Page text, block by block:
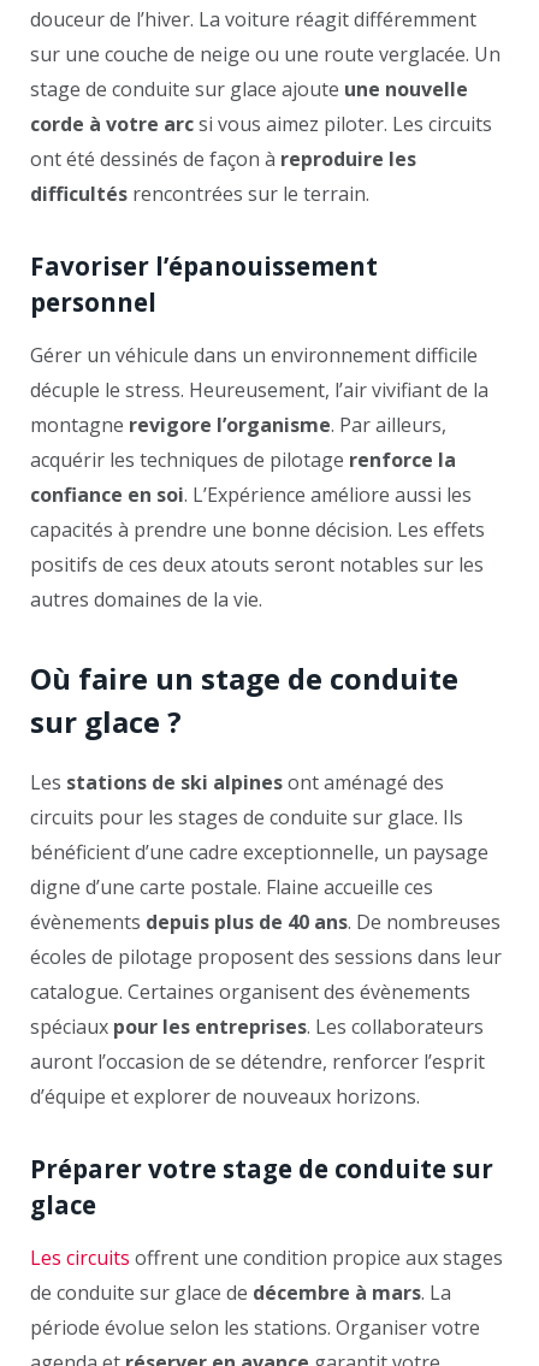
douceur de l’hiver. La voiture réagit différemment
sur une couche de neige ou une route verglacée. Un
stage de conduite sur glace ajoute une nouvelle
corde à votre arcsi vous aimez piloter. Les circuits
ont été dessinés de façon à reproduire les
difficultés rencontrées sur le terrain.
Favoriser l’épanouissement
personnel
Gérer un véhicule dans un environnement difficile
décuple le stress. Heureusement, l’air vivifiant de la
montagne revigore l’organisme. Par ailleurs,
acquérir les techniques de pilotage renforce la
confiance en soi. L’Expérience améliore aussi les
capacités à prendre une bonne décision. Les effets
positifs de ces deux atouts seront notables sur les
autres domaines de la vie.
Où faire un stage de conduite
sur glace ?
Les stations de ski alpinesont aménagé des
circuits pour les stages de conduite sur glace. Ils
bénéficient d’une cadre exceptionnelle, un paysage
digne d’une carte postale. Flaine accueille ces
évènements depuis plus de 40 ans. De nombreuses
écoles de pilotage proposent des sessions dans leur
catalogue. Certaines organisent des évènements
spéciaux pour les entreprises. Les collaborateurs
auront l’occasion de se détendre, renforcer l’esprit
d’équipe et explorer de nouveaux horizons.
Préparer votre stage de conduite sur
glace
Les circuits offrent une condition propice aux stages
de conduite sur glace de décembre à mars. La
période évolue selon les stations. Organiser votre